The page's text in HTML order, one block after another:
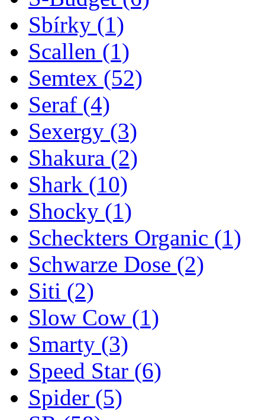
Sbírky (1)
Scallen (1)
Semtex (52)
Seraf (4)
Sexergy (3)
Shakura (2)
Shark (10)
Shocky (1)
Scheckters Organic (1)
Schwarze Dose (2)
Siti (2)
Slow Cow (1)
Smarty (3)
Speed Star (6)
Spider (5)